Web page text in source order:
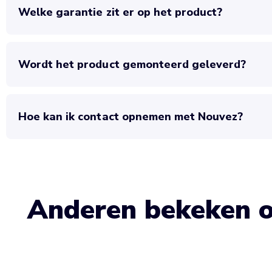
Welke garantie zit er op het product?
Wordt het product gemonteerd geleverd?
Hoe kan ik contact opnemen met Nouvez?
Anderen bekeken